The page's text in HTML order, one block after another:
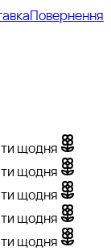
Повернення
щодня
щодня
щодня
щодня
щодня